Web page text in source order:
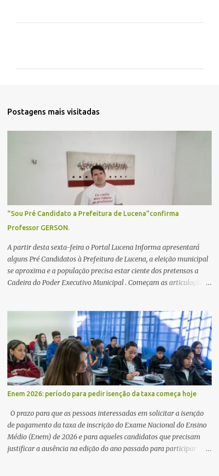
Postagens mais visitadas
"Sou Pré Candidato a Prefeitura de Lucena"confirma
Professor GERSON.
A partir desta sexta-feira o Portal Lucena Informa apresentará
alguns Pré Candidatos à Prefeitura de Lucena, a eleição municipal
se aproxima e a população precisa estar ciente dos pretensos a
Cadeira do Poder Executivo Municipal . Começam as articulações e
Bandeira Valcinete Araújo e Professor Gerson Andrade há
possibilidade de mais nomes aparecer , ficaremos no aguardo para
trazer mais informações. A primeira entrevista foi com o
inimaginável Gerson Andrade ,Professor da Rede Municipal
(efetivo), supervisor, Formado em Pedagogia e Biomedicina pela
UFPB. Leciona no Otto Illi, Gilberto Inácio, Ellinora Dornellas
,Escola Américo Falcão. Gerson nos contou que a idéia de disputar
a prefeitura veio de um sonho há 5 anos atrás, e também por
acreditar que o trabalho dos seus companheiros principalmente
da zona rural deve ser mais valorizado e que eles serão a Fortalez...
Enem 2026: período para pedir isenção da taxa começa hoje
O prazo para que as pessoas interessadas em solicitar a isenção
de pagamento da taxa de inscrição do Exame Nacional do Ensino
Médio (Enem) de 2026 e para aqueles candidatos que precisam
justificar a ausência na edição do ano passado para participar